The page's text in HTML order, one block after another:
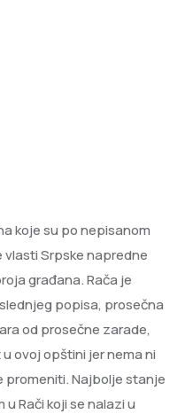
koje su po nepisanom
Srpske napredne
građana. Rača je
popisa, prosečna
od prosečne zarade,
ovoj opštini jer nema ni
promeniti. Najbolje stanje
Rači koji se nalazi u